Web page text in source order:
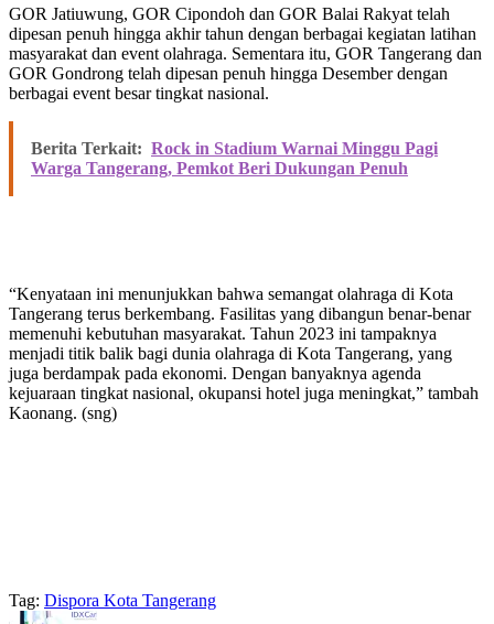
GOR Jatiuwung, GOR Cipondoh dan GOR Balai Rakyat telah
dipesan penuh hingga akhir tahun dengan berbagai kegiatan latihan
masyarakat dan event olahraga. Sementara itu, GOR Tangerang dan
GOR Gondrong telah dipesan penuh hingga Desember dengan
berbagai event besar tingkat nasional.
Berita Terkait: Rock in Stadium Warnai Minggu Pagi
Warga Tangerang, Pemkot Beri Dukungan Penuh
“Kenyataan ini menunjukkan bahwa semangat olahraga di Kota
Tangerang terus berkembang. Fasilitas yang dibangun benar-benar
memenuhi kebutuhan masyarakat. Tahun 2023 ini tampaknya
menjadi titik balik bagi dunia olahraga di Kota Tangerang, yang
juga berdampak pada ekonomi. Dengan banyaknya agenda
kejuaraan tingkat nasional, okupansi hotel juga meningkat,” tambah
Kaonang. (sng)
Tag: Dispora Kota Tangerang